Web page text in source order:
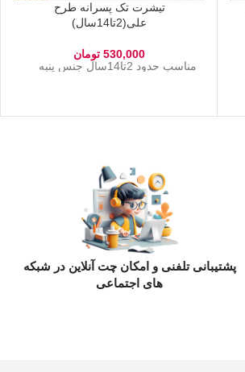
تیشرت تک پسرانه طرح
علی(2تا14سال)
530,000 تومان
مناسب حدود 2تا14سال جنس پنبه
پشتیبانی تلفنی و امکان چت آنلاین در شبکه
های اجتماعی